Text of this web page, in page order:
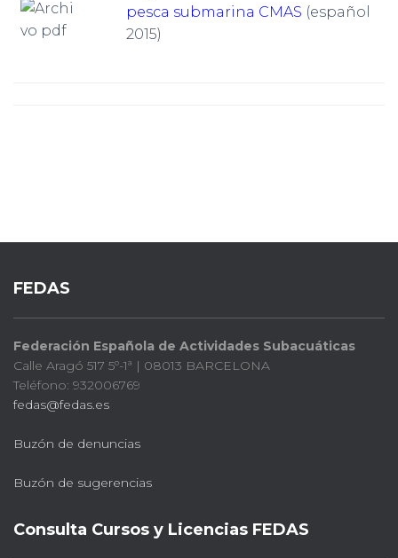
pesca submarina CMAS (español
2015)
FEDAS
Federación Española de Actividades Subacuáticas
Calle Aragó 517 5º-1ª | 08013 BARCELONA
Teléfono: 932006769
fedas@fedas.es
Buzón de denuncias
Buzón de sugerencias
Consulta Cursos y Licencias FEDAS